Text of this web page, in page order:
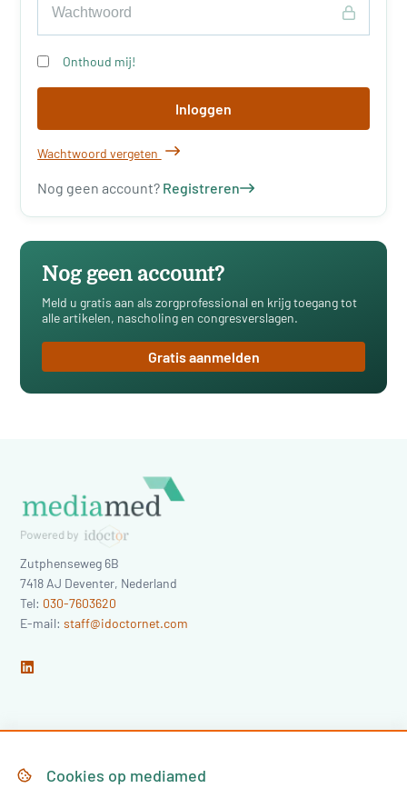
Onthoud mij!
Inloggen
Wachtwoord vergeten
Nog geen account? Registreren
Nog geen account?
Meld u gratis aan als zorgprofessional en krijg toegang tot
alle artikelen, nascholing en congresverslagen.
Gratis aanmelden
Zutphenseweg 6B
7418 AJ Deventer, Nederland
Tel: 030-7603620
E-mail:staff@idoctornet.com
HomeCookies op mediamed